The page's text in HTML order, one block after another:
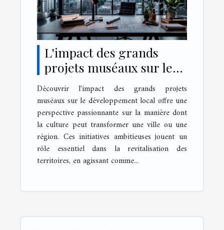
L'impact des grands
projets muséaux sur le
développement local
Découvrir l'impact des grands projets
muséaux sur le développement local offre une
perspective passionnante sur la manière dont
la culture peut transformer une ville ou une
région. Ces initiatives ambitieuses jouent un
rôle essentiel dans la revitalisation des
territoires, en agissant comme...